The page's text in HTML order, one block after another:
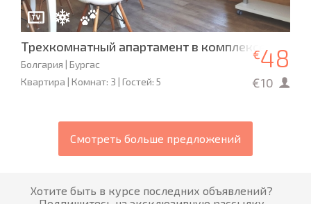
Трехкомнатный апартамент в комплексе
Болгария | Бургас
Квартира | Комнат: 3 | Гостей: 5
€48
€10
Смотреть больше предложений
Хотите быть в курсе последних объявлений?